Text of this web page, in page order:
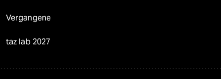
Vergangene
taz lab 2027